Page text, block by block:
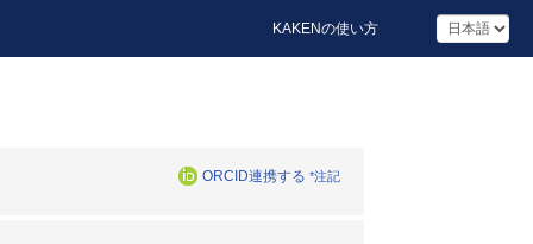
KAKENの使い方
ORCID連携する *注記